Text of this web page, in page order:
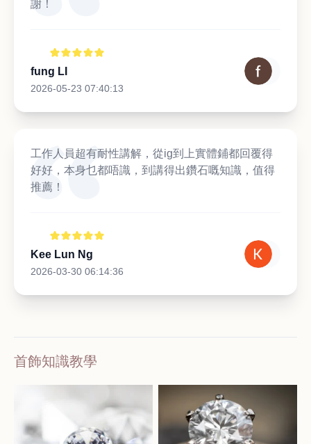
謝！
fung LI
2026-05-23 07:40:13
工作人員超有耐性講解，從ig到上實體鋪都回覆得
好好，本身乜都唔識，到講得出鑽石嘅知識，值得
推薦！
Kee Lun Ng
2026-03-30 06:14:36
首飾知識教學